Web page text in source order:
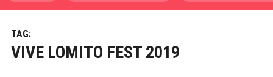
TAG:
VIVE LOMITO FEST 2019